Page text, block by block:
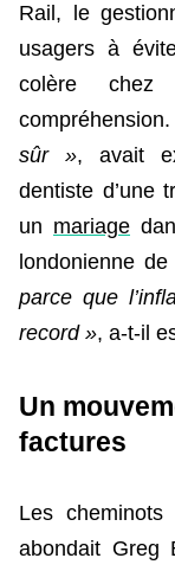
Rail, le
usagers à
colère
compréhension.
sûr », avait
dentiste d’une
un mariage
londonienne
parce que
record », a-t-il
Un
factures
Les cheminots
abondait Greg